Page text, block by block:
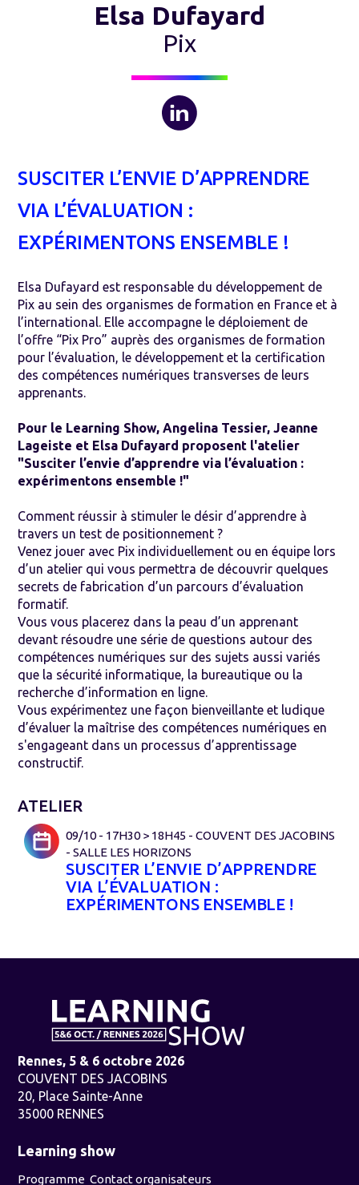
Elsa Dufayard
Pix
SUSCITER L’ENVIE D’APPRENDRE
VIA L’ÉVALUATION :
EXPÉRIMENTONS ENSEMBLE !
Elsa Dufayard est responsable du développement de
Pix au sein des organismes de formation en France et à
l’international. Elle accompagne le déploiement de
l’offre “Pix Pro” auprès des organismes de formation
pour l’évaluation, le développement et la certification
des compétences numériques transverses de leurs
apprenants.
Pour le Learning Show, Angelina Tessier, Jeanne
Lageiste et Elsa Dufayard proposent l'atelier
"Susciter l’envie d’apprendre via l’évaluation :
expérimentons ensemble !"
Comment réussir à stimuler le désir d’apprendre à
travers un test de positionnement ?
Venez jouer avec Pix individuellement ou en équipe lors
d’un atelier qui vous permettra de découvrir quelques
secrets de fabrication d’un parcours d’évaluation
formatif.
Vous vous placerez dans la peau d’un apprenant
devant résoudre une série de questions autour des
compétences numériques sur des sujets aussi variés
que la sécurité informatique, la bureautique ou la
recherche d’information en ligne.
Vous expérimentez une façon bienveillante et ludique
d’évaluer la maîtrise des compétences numériques en
s'engageant dans un processus d’apprentissage
constructif.
ATELIER
09/10 - 17H30 > 18H45 - COUVENT DES JACOBINS
- SALLE LES HORIZONS
SUSCITER L’ENVIE D’APPRENDRE
VIA L’ÉVALUATION :
EXPÉRIMENTONS ENSEMBLE !
Rennes, 5 & 6 octobre 2026
COUVENT DES JACOBINS
20, Place Sainte-Anne
35000 RENNES
Learning show
Programme Contact organisateurs